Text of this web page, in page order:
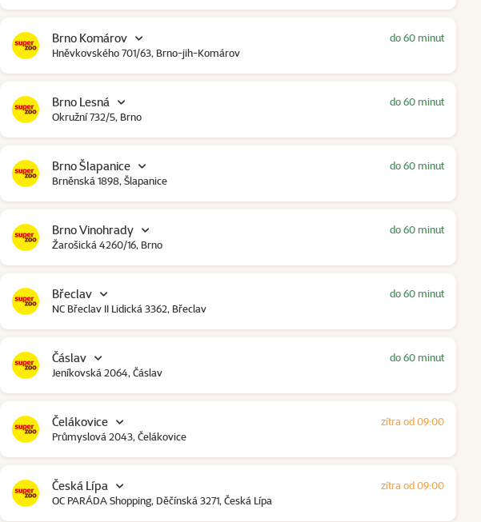
Brno Komárov
Hněvkovského 701/63, Brno-jih-Komárov
do 60 minut
Brno Lesná
Okružní 732/5, Brno
do 60 minut
Brno Šlapanice
Brněnská 1898, Šlapanice
do 60 minut
Brno Vinohrady
Žarošická 4260/16, Brno
do 60 minut
Břeclav
NC Břeclav II Lidická 3362, Břeclav
do 60 minut
Čáslav
Jeníkovská 2064, Čáslav
do 60 minut
Čelákovice
Průmyslová 2043, Čelákovice
zítra od 09:00
Česká Lípa
OC PARÁDA Shopping, Děčínská 3271, Česká Lípa
zítra od 09:00